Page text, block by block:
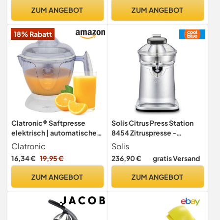
ml-Glas,
ZUM ANGEBOT ZUM ANGEBOT
18% Rabatt
Clatronic® Saftpresse
elektrisch | automatische
Start-/Stoppfunktion | 1,2
Liter Orangensaftpresse |
inkl. 2 Presskegel |
Linkslauf | Orangenpresse
Clatronic
16,34 € 19,95 €
ZUM ANGEBOT
Solis Citrus Press Station
8454 Zitruspresse -
Elektrischer Edelstahl
Entsafter - Automatische
Saftpresse -
Zitronenpresse
Solis
236,90 € gratis Versand
ZUM ANGEBOT